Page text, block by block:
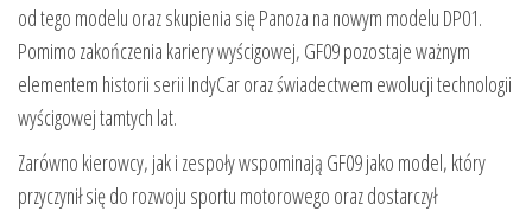
od tego modelu oraz skupienia się Panoza na nowym modelu DP01.
Pomimo zakończenia kariery wyścigowej, GF09 pozostaje ważnym
elementem historii serii IndyCar oraz świadectwem ewolucji technologii
wyścigowej tamtych lat.
Zarówno kierowcy, jak i zespoły wspominają GF09 jako model, który
przyczynił się do rozwoju sportu motorowego oraz dostarczył